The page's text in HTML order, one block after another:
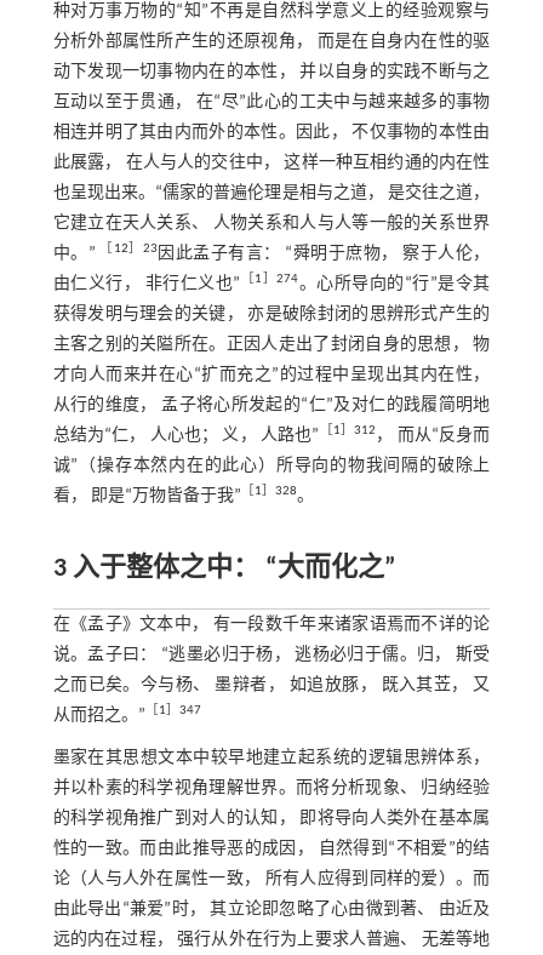
种对万事万物的“知”不再是自然科学意义上的经验观察与
分析外部属性所产生的还原视角， 而是在自身内在性的驱
动下发现一切事物内在的本性， 并以自身的实践不断与之
互动以至于贯通， 在“尽”此心的工夫中与越来越多的事物
相连并明了其由内而外的本性。因此， 不仅事物的本性由
此展露， 在人与人的交往中， 这样一种互相约通的内在性
也呈现出来。“儒家的普遍伦理是相与之道， 是交往之道，
它建立在天人关系、 人物关系和人与人等一般的关系世界
中。”
12 ］23 因此孟子有言： “舜明于庶物， 察于人伦，
由仁义行， 非行仁义也”
1 ］274。心所导向的“行”是令其
获得发明与理会的关键， 亦是破除封闭的思辨形式产生的
主客之别的关隘所在。正因人走出了封闭自身的思想， 物
才向人而来并在心“扩而充之”的过程中呈现出其内在性，
从行的维度， 孟子将心所发起的“仁”及对仁的践履简明地
总结为“仁， 人心也； 义， 人路也”
1 ］312 ， 而从“反身而
诚”（操存本然内在的此心）所导向的物我间隔的破除上
看， 即是“万物皆备于我”
1 ］328。
3 入于整体之中： “大而化之”
在《孟子》文本中， 有一段数千年来诸家语焉而不详的论
说。孟子曰： “逃墨必归于杨， 逃杨必归于儒。归， 斯受
之而已矣。今与杨、 墨辩者， 如追放豚， 既入其苙， 又
从而招之。”
1 ］347
墨家在其思想文本中较早地建立起系统的逻辑思辨体系，
并以朴素的科学视角理解世界。而将分析现象、 归纳经验
的科学视角推广到对人的认知， 即将导向人类外在基本属
性的一致。而由此推导恶的成因， 自然得到“不相爱”的结
论（人与人外在属性一致， 所有人应得到同样的爱）。而
由此导出“兼爱”时， 其立论即忽略了心由微到著、 由近及
远的内在过程， 强行从外在行为上要求人普遍、 无差等地